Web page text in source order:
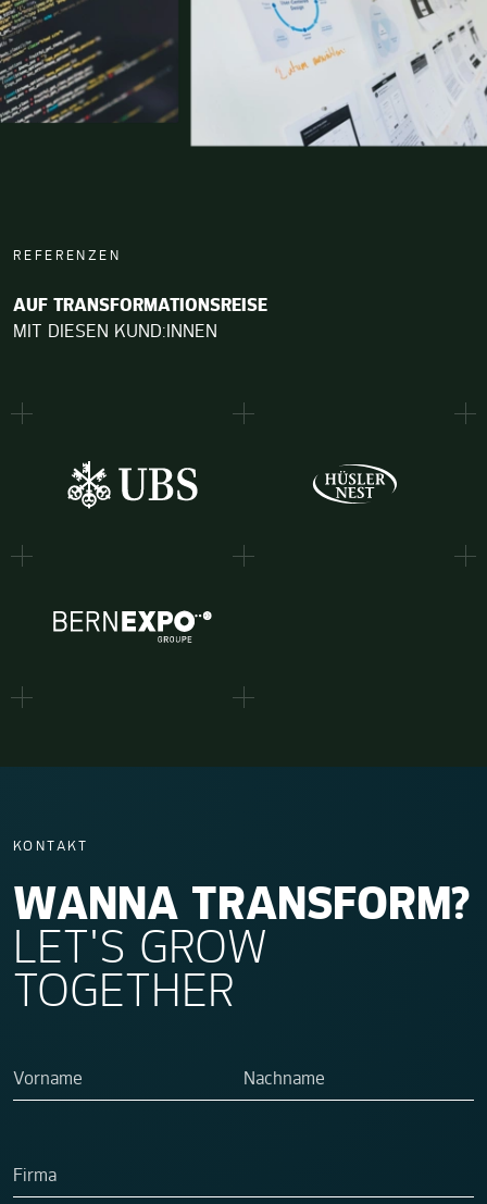
REFERENZEN
AUF TRANSFORMATIONSREISE
MIT DIESEN KUND:INNEN
KONTAKT
WANNA TRANSFORM?
LET'S GROW
TOGETHER
Vorname
Nachname
Firma